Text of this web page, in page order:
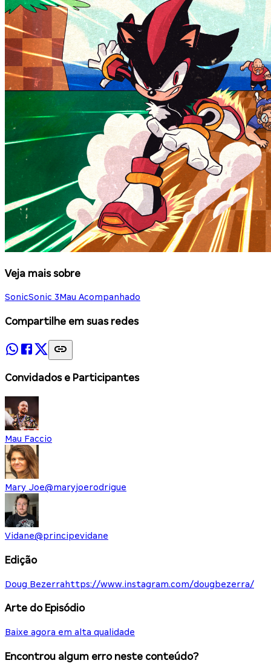
Veja mais sobre
SonicSonic 3Mau Acompanhado
Compartilhe em suas redes
Convidados e Participantes
Mau Faccio
Mary Joe@maryjoerodrigue
Vidane@principevidane
Edição
Doug Bezerra https://www.instagram.com/dougbezerra/
Arte do Episódio
Baixe agora em alta qualidade
Encontrou algum erro neste conteúdo?